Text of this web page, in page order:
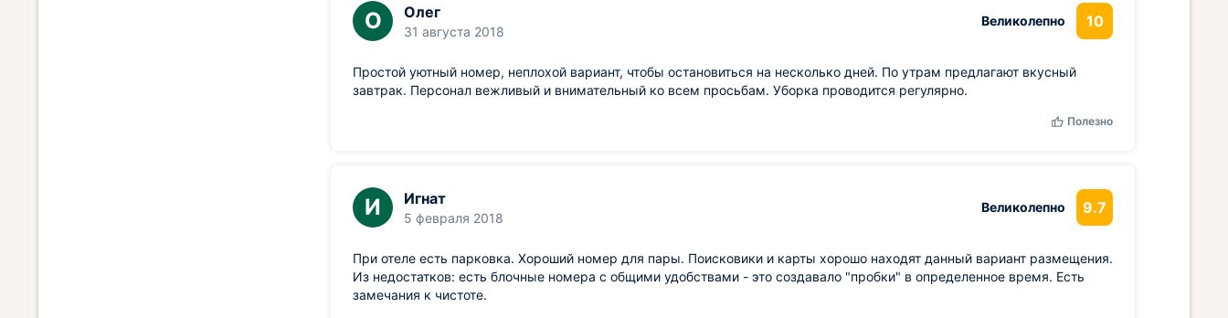
О Олег
31 августа 2018
Великолепно 10
Простой уютный номер, неплохой вариант, чтобы остановиться на несколько дней. По утрам предлагают вкусный
завтрак. Персонал вежливый и внимательный ко всем просьбам. Уборка проводится регулярно.
Полезно
И Игнат
5 февраля 2018
Великолепно 9.7
При отеле есть парковка. Хороший номер для пары. Поисковики и карты хорошо находят данный вариант размещения.
Из недостатков: есть блочные номера с общими удобствами - это создавало "пробки" в определенное время. Есть
замечания к чистоте.